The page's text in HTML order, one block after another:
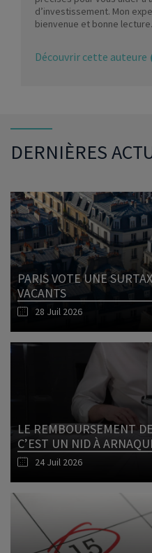
d’investissement. Mon
bienvenue et bonne lecture.
Découvrir cette auteure
DERNIÈRES
PARIS VOTE UNE
VACANTS
28 Juil 2026
LE REMBOURSEMENT
C’EST UN NID À
24 Juil 2026